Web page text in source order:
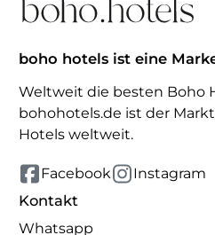
boho hotels ist eine
Weltweit die besten Boho
bohohotels.de ist der
Hotels weltweit.
Facebook Instagram
Kontakt
Whatsapp